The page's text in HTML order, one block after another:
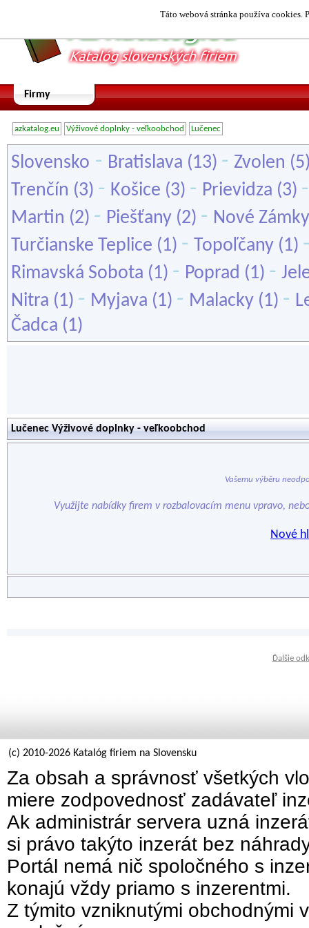
Táto webová stránka používa cookies.
Firmy
azkatalog.eu Výživové doplnky - veľkoobchod Lučenec
Slovensko - Bratislava (13) - Zvolen
Trenčín (3) - Košice (3) - Prievidza (3)
Martin (2) - Piešťany (2) - Nové Zámky
Turčianske Teplice (1) - Topoľčany (1)
Rimavská Sobota (1) - Poprad (1) -
Nitra (1) - Myjava (1) - Malacky (1) -
Čadca (1)
Lučenec Výživové doplnky - veľkoobchod
Vašemu výběru
Využijte nabídky firem v rozbalovacím menu vpravo,
Nové
Ďalšie
(c) 2010-2026 Katalóg firiem na Slovensku
Za obsah a správnosť všetkých
miere zodpovednosť zadávateľ
Ak administrár servera uzná
si právo takýto inzerát bez
Portál nemá nič spoločného s
konajú vždy priamo s inzerentmi.
Z týmito vzniknutými obchodnými